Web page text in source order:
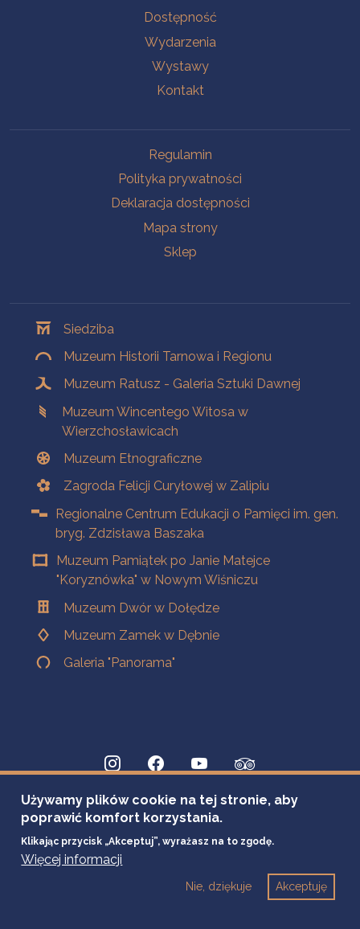
Dostępność
Wydarzenia
Wystawy
Kontakt
Regulamin
Polityka prywatności
Deklaracja dostępności
Mapa strony
Sklep
Siedziba
Muzeum Historii Tarnowa i Regionu
Muzeum Ratusz - Galeria Sztuki Dawnej
Muzeum Wincentego Witosa w
Wierzchosławicach
Muzeum Etnograficzne
Zagroda Felicji Curyłowej w Zalipiu
Regionalne Centrum Edukacji o Pamięci im. gen.
bryg. Zdzisława Baszaka
Muzeum Pamiątek po Janie Matejce
"Koryznówka" w Nowym Wiśniczu
Muzeum Dwór w Dołędze
Muzeum Zamek w Dębnie
Galeria "Panorama"
Używamy plików cookie na tej stronie, aby
poprawić komfort korzystania.
Klikając przycisk „Akceptuj”, wyrażasz na to zgodę.
Więcej informacji
Akceptuję
Nie, dziękuje